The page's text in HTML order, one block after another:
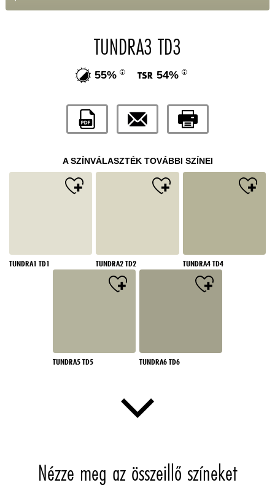
TUNDRA3 TD3
55% 54%
A SZÍNVÁLASZTÉK TOVÁBBI SZÍNEI
TUNDRA1 TD1 TUNDRA2 TD2 TUNDRA4 TD4
TUNDRA5 TD5 TUNDRA6 TD6
Nézze meg az összeillő színeket